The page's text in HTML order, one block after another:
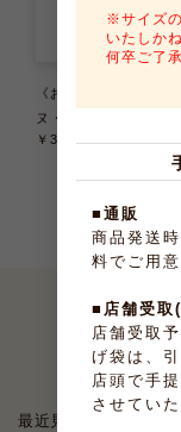
《お届けは9/22まで》
ヌ・ドゥ・フリュイ 6
￥3,240
最近見た商品がありま
※サイズ
いたしか
何卒ご了
■通販
商品発送
料でご用
■店舗受取
店舗受取
げ袋は、
店頭で手
させてい